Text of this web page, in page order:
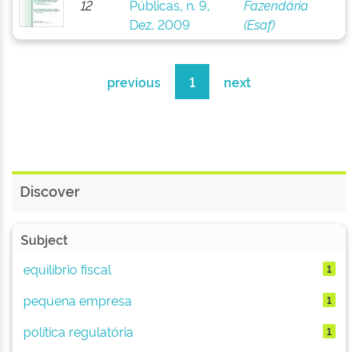
12
Públicas, n. 9,
Dez. 2009
Fazendária
(Esaf)
previous 1 next
Discover
Subject
equilíbrio fiscal
1
pequena empresa 1
política regulatória 1